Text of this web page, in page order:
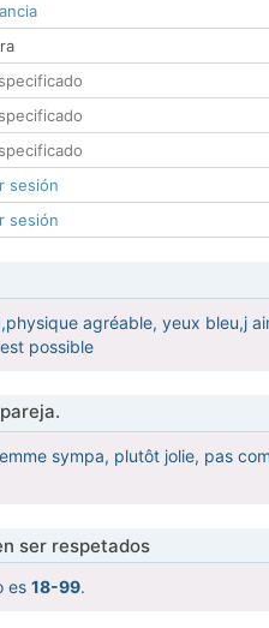
sesión
sesión
agréable, yeux bleu,j
possible
sympa, plutôt jolie, pas
ser respetados
es 18-99.